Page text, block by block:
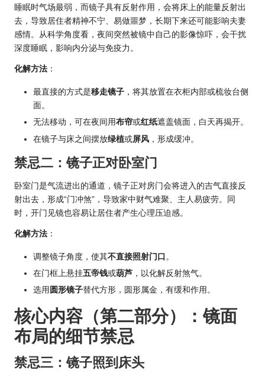
睡眠时气场最弱，而镜子具有反射作用，会将床上的能量反射出
去，导致居住者精神不宁、易做噩梦，长期下来还可能影响夫妻
感情。从科学角度看，夜间突然被镜中自己的影像惊吓，会干扰
深度睡眠，影响内分泌与免疫力。
化解方法 ：
最直接的方式是移走镜子 ，将其放置在衣柜内部或梳妆台侧
面。
无法移动，可在夜间用布帘或红纸遮盖镜面，白天再揭开。
在镜子与床之间摆放绿植或屏风 ，形成缓冲。
禁忌二：镜子正对卧室门
卧室门是气流进出的通道，镜子正对房门会将进入的吉气直接反
射出去，形成“门冲煞”，导致家中财气难聚、主人易疲劳。同
时，开门见镜也容易让居住者产生心理压迫感。
化解方法 ：
调整镜子角度，使其不直接照射门口 。
在门框上悬挂五帝钱或葫芦 ，以化解反射煞气。
选用 圆形镜子替代方形，圆形属金，有缓和作用。
核心内容（第二部分）：镜面
布局的细节禁忌
禁忌三：镜子照到床头